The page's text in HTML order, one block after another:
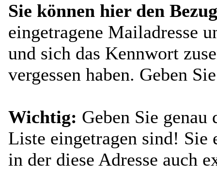
Sie können hier den
eingetragene Mailadresse
und sich das Kennwort
vergessen haben. Geben
Wichtig: Geben Sie
Liste eingetragen sind!
in der diese Adresse auch